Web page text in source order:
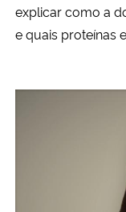
explicar como a
e quais proteínas